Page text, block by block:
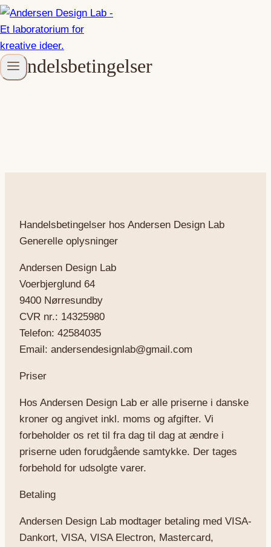
Fortsæt
til
indhold
Handelsbetingelser
Handelsbetingelser hos Andersen Design Lab
Generelle oplysninger
Andersen Design Lab
Voerbjerglund 64
9400 Nørresundby
CVR nr.: 14325980
Telefon: 42584035
Email: andersendesignlab@gmail.com
Priser
Hos Andersen Design Lab er alle priserne i danske
kroner og angivet inkl. moms og afgifter. Vi
forbeholder os ret til fra dag til dag at ændre i
priserne uden forudgående samtykke. Der tages
forbehold for udsolgte varer.
Betaling
Andersen Design Lab modtager betaling med VISA-
Dankort, VISA, VISA Electron, Mastercard,